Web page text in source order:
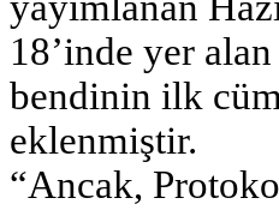
18’inde yer
bendinin ilk
eklenmiştir.
“Ancak,